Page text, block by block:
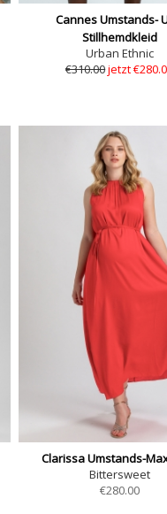
Cannes Umstands-
Stillhemdkleid
Urban Ethnic
€310.00jetzt
Clarissa Umstands-
Bittersweet
€280.00